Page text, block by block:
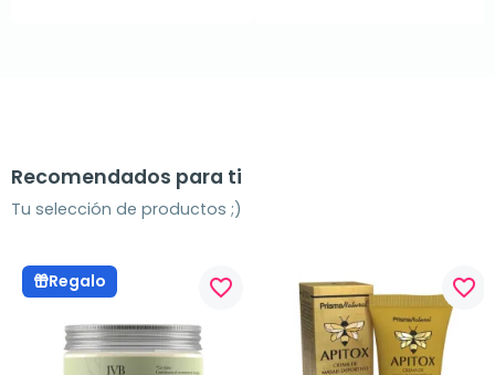
Recomendados para ti
Tu selección de productos ;)
Regalo favorite_border favorite_border